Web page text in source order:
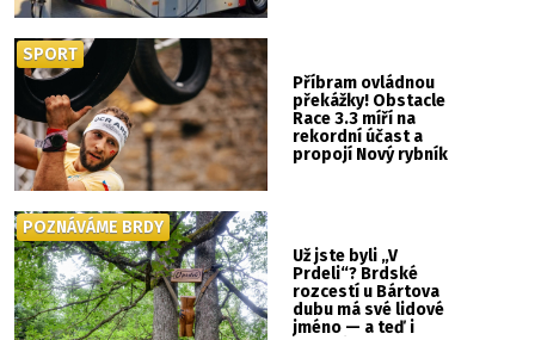
Příbram ovládnou
překážky! Obstacle
Race 3.3 míří na
rekordní účast a
propojí Nový rybník
SPORT
Už jste byli „V
Prdeli“? Brdské
rozcestí u Bártova
dubu má své lidové
jméno — a teď i
POZNÁVÁME BRDY